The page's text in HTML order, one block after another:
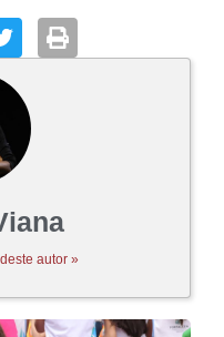
autor »